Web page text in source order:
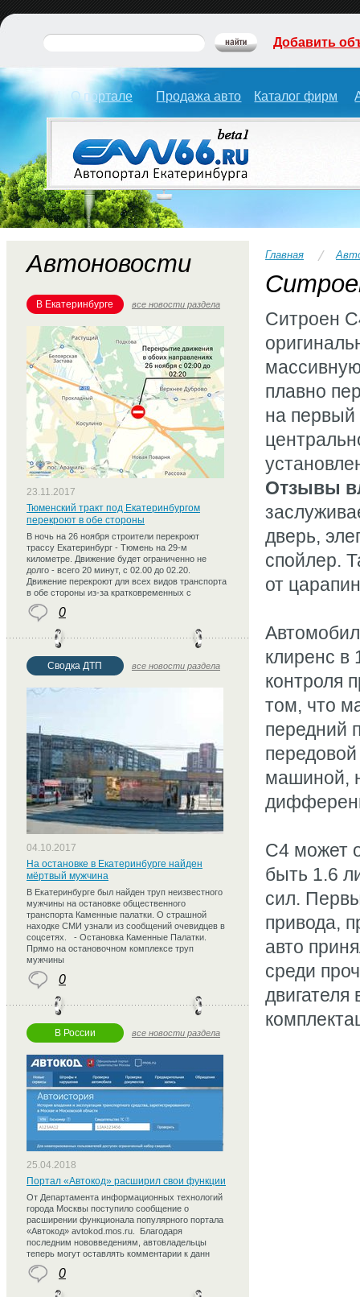
О портале Продажа авто Каталог фирм
Добавить
Главная
Ситроен
плавно
на первый
Отзывы
дверь,
спойлер.
от
клиренс в
контроля
том, что
передний
машиной,
С4 может
быть 1.6
сил.
привода,
авто
среди
Автоновости
В Екатеринбурге все новости раздела
23.11.2017
Тюменский тракт под Екатеринбургом
перекроют в обе стороны
В ночь на 26 ноября строители перекроют
трассу Екатеринбург - Тюмень на 29-м
километре. Движение будет ограниченно не
долго - всего 20 минут, с 02.00 до 02.20.
Движение перекроют для всех видов транспорта
в обе стороны из-за кратковременных с
0
Сводка ДТП все новости раздела
04.10.2017
На остановке в Екатеринбурге найден
мёртвый мужчина
В Екатеринбурге был найден труп неизвестного
мужчины на остановке общественного
транспорта Каменные палатки. О страшной
находке СМИ узнали из сообщений очевидцев в
соцсетях. - Остановка Каменные Палатки.
Прямо на остановочном комплексе труп
мужчины
0
В России все новости раздела
25.04.2018
Портал «Автокод» расширил свои функции
От Департамента информационных технологий
города Москвы поступило сообщение о
расширении функционала популярного портала
«Автокод» avtokod.mos.ru. Благодаря
последним нововведениям, автовладельцы
теперь могут оставлять комментарии к данн
0